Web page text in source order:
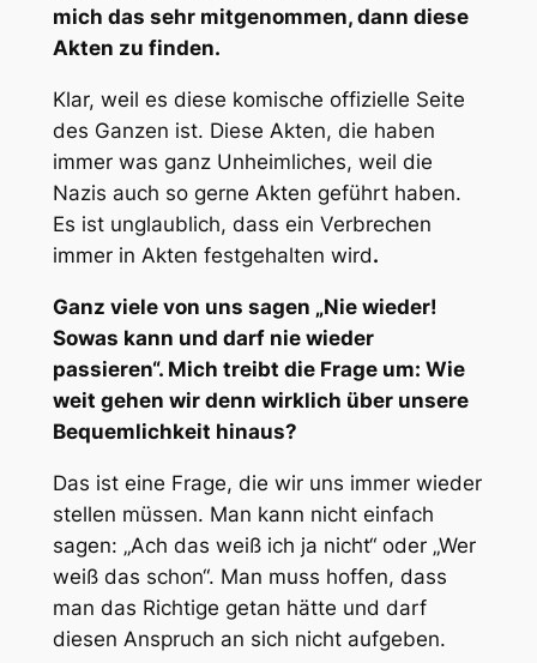
mich das sehr mitgenommen, dann diese
Akten zu finden.
Klar, weil es diese komische offizielle Seite
des Ganzen ist. Diese Akten, die haben
immer was ganz Unheimliches, weil die
Nazis auch so gerne Akten geführt haben.
Es ist unglaublich, dass ein Verbrechen
immer in Akten festgehalten wird.
Ganz viele von uns sagen „Nie wieder!
Sowas kann und darf nie wieder
passieren“. Mich treibt die Frage um: Wie
weit gehen wir denn wirklich über unsere
Bequemlichkeit hinaus?
Das ist eine Frage, die wir uns immer wieder
stellen müssen. Man kann nicht einfach
sagen: „Ach das weiß ich ja nicht“ oder „Wer
weiß das schon“. Man muss hoffen, dass
man das Richtige getan hätte und darf
diesen Anspruch an sich nicht aufgeben.